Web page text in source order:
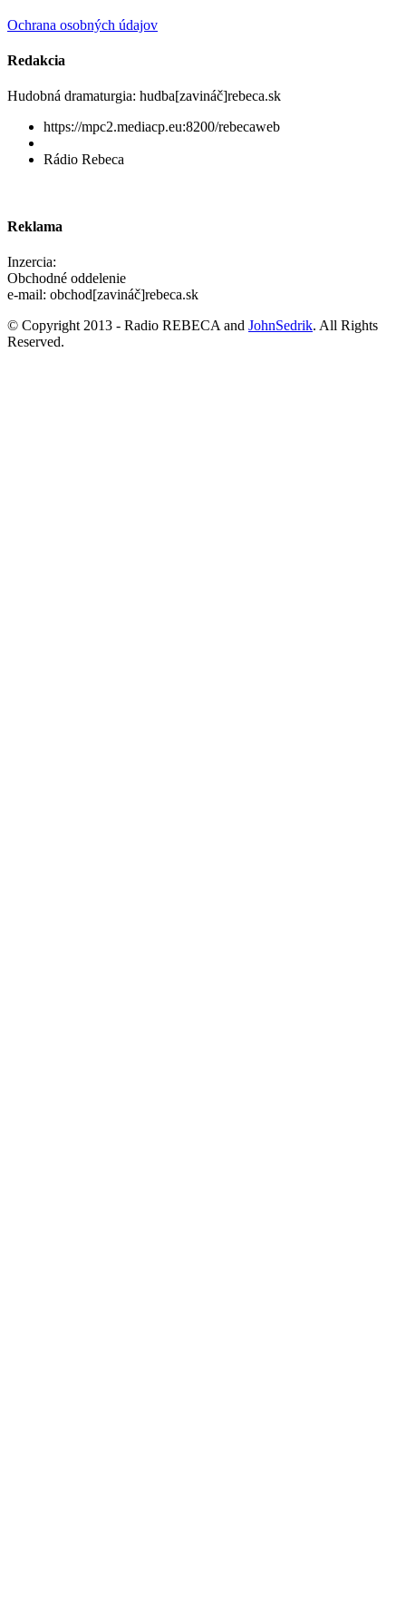
Ochrana osobných údajov
Redakcia
Hudobná dramaturgia: hudba[zavináč]rebeca.sk
https://mpc2.mediacp.eu:8200/rebecaweb
Rádio Rebeca
Reklama
Inzercia:
Obchodné oddelenie
e-mail: obchod[zavináč]rebeca.sk
© Copyright 2013 - Radio REBECA and JohnSedrik. All Rights
Reserved.